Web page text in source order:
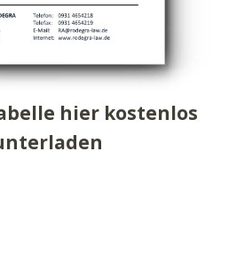
hier kostenlos